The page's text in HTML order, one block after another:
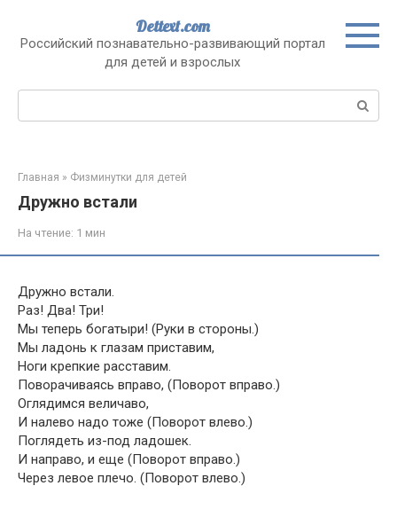
контенту
Dettext.com
Российский познавательно-развивающий портал
для детей и взрослых
Поиск:
Главная » Физминутки для детей
Дружно встали
На чтение: 1 мин
Дружно встали.
Раз! Два! Три!
Мы теперь богатыри! (Руки в стороны.)
Мы ладонь к глазам приставим,
Ноги крепкие расставим.
Поворачиваясь вправо, (Поворот вправо.)
Оглядимся величаво,
И налево надо тоже (Поворот влево.)
Поглядеть из-под ладошек.
И направо, и еще (Поворот вправо.)
Через левое плечо. (Поворот влево.)